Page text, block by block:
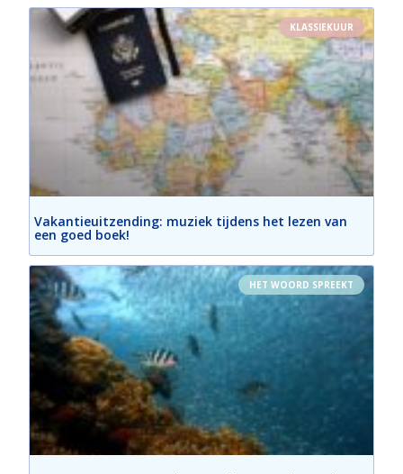
KLASSIEKUUR
Vakantieuitzending: muziek tijdens het lezen van
een goed boek!
HET WOORD SPREEKT